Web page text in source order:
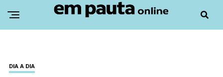
DIA A DIA